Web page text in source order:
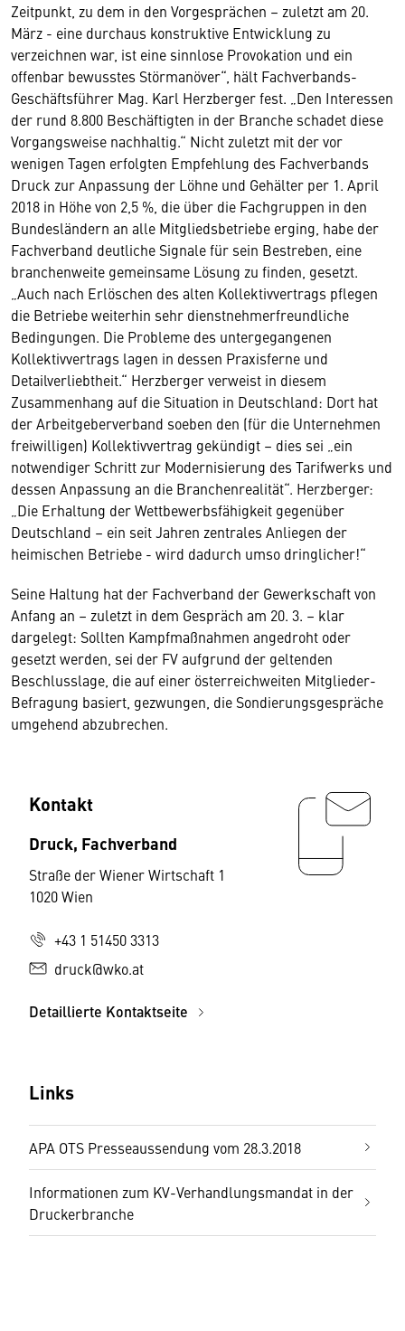
Zeitpunkt, zu dem in den Vorgesprächen – zuletzt am 20.
März - eine durchaus konstruktive Entwicklung zu
verzeichnen war, ist eine sinnlose Provokation und ein
offenbar bewusstes Störmanöver“, hält Fachverbands-
Geschäftsführer Mag. Karl Herzberger fest. „Den Interessen
der rund 8.800 Beschäftigten in der Branche schadet diese
Vorgangsweise nachhaltig.“ Nicht zuletzt mit der vor
wenigen Tagen erfolgten Empfehlung des Fachverbands
Druck zur Anpassung der Löhne und Gehälter per 1. April
2018 in Höhe von 2,5 %, die über die Fachgruppen in den
Bundesländern an alle Mitgliedsbetriebe erging, habe der
Fachverband deutliche Signale für sein Bestreben, eine
branchenweite gemeinsame Lösung zu finden, gesetzt.
„Auch nach Erlöschen des alten Kollektivvertrags pflegen
die Betriebe weiterhin sehr dienstnehmerfreundliche
Bedingungen. Die Probleme des untergegangenen
Kollektivvertrags lagen in dessen Praxisferne und
Detailverliebtheit.“ Herzberger verweist in diesem
Zusammenhang auf die Situation in Deutschland: Dort hat
der Arbeitgeberverband soeben den (für die Unternehmen
freiwilligen) Kollektivvertrag gekündigt – dies sei „ein
notwendiger Schritt zur Modernisierung des Tarifwerks und
dessen Anpassung an die Branchenrealität“. Herzberger:
„Die Erhaltung der Wettbewerbsfähigkeit gegenüber
Deutschland – ein seit Jahren zentrales Anliegen der
heimischen Betriebe - wird dadurch umso dringlicher!“
Seine Haltung hat der Fachverband der Gewerkschaft von
Anfang an – zuletzt in dem Gespräch am 20. 3. – klar
dargelegt: Sollten Kampfmaßnahmen angedroht oder
gesetzt werden, sei der FV aufgrund der geltenden
Beschlusslage, die auf einer österreichweiten Mitglieder-
Befragung basiert, gezwungen, die Sondierungsgespräche
umgehend abzubrechen.
Kontakt
Druck, Fachverband
Straße der Wiener Wirtschaft 1
1020 Wien
+43 1 51450 3313
druck@wko.at
Detaillierte Kontaktseite
Links
APA OTS Presseaussendung vom 28.3.2018
Informationen zum KV-Verhandlungsmandat in der
Druckerbranche